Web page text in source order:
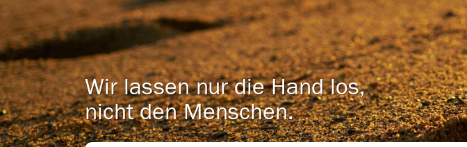
Wir lassen nur die Hand los,
nicht den Menschen.